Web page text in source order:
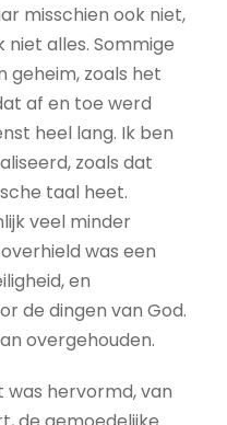
misschien ook niet,
alles. Sommige
geheim, zoals het
af en toe werd
heel lang. Ik ben
zoals dat
taal heet.
veel minder
was een
en
de dingen van God.
overgehouden.
was hervormd, van